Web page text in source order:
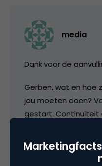
media
Dank voor de
Gerben, wat en hoe
jou moeten doen?
gestart. Continuiteit
4 november 2005 om